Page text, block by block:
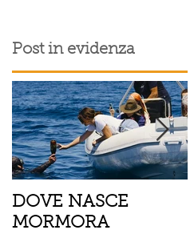
Post in evidenza
DOVE NASCE
MORMORA